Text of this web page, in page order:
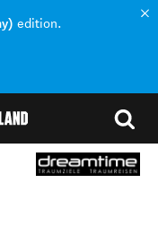
edition.